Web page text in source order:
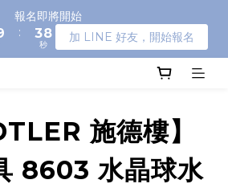
報名即將開始
:
4
3
2
9
8
7
3
2
1
0
秒
加 LINE 好友，開始報名
施德樓】
8603 水晶球水